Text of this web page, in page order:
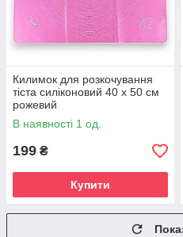
Килимок для розкочування
тіста силіконовий 40 х 50 см
рожевий
В наявності 1 од.
199 ₴
Купити